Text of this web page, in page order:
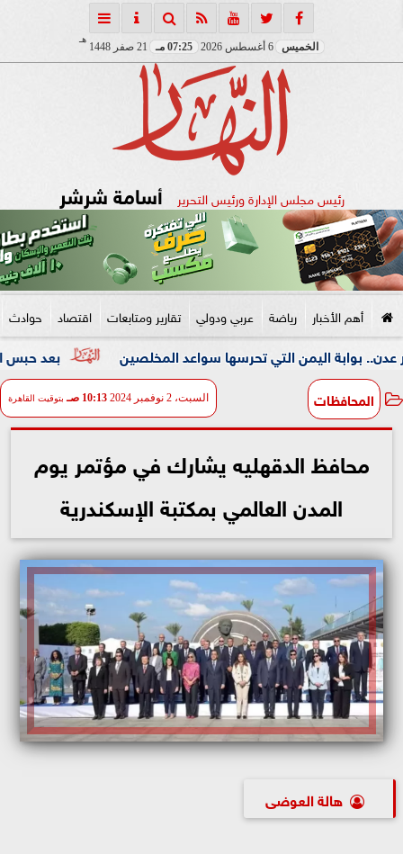
الخميس 07:25 مـ 21 صفر 1448
هـ
رئيس مجلس الإدارة ورئيس التحرير أسامة شرشر
أهم الأخبار رياضة عربي ودولي تقارير ومتابعات اقتصاد حوادث
بعد حبس المتهم 4 أيام.. دفن جثمان الأب المقتول على يد ابنه بالإسكندرية التي تحرسها سواعد المخلصين
المحافظات السبت، 2 نوفمبر 2024 10:13 صـ بتوقيت القاهرة
محافظ الدقهليه يشارك في مؤتمر يوم
المدن العالمي بمكتبة الإسكندرية
هالة العوضى